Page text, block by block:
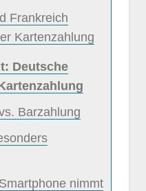
Frankreich
Kartenzahlung
Deutsche
Barzahlung
nimmt